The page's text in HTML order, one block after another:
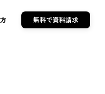
無料で資料請求